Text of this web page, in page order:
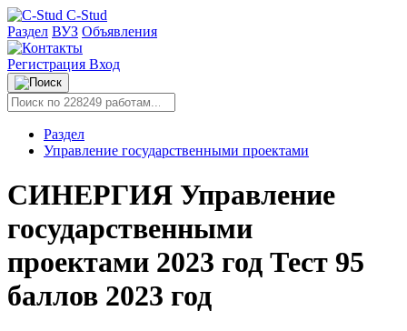
C-Stud
Раздел ВУЗ Объявления
Регистрация Вход
Раздел
Управление государственными проектами
СИНЕРГИЯ Управление
государственными
проектами 2023 год Тест 95
баллов 2023 год